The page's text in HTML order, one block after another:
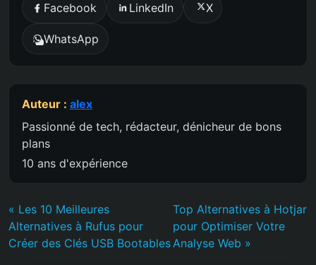
Facebook LinkedIn X
WhatsApp
Auteur : alex
Passionné de tech, rédacteur, dénicheur de bons
plans
10 ans d'expérience
« Les 10 Meilleures
Alternatives à Rufus pour
Créer des Clés USB Bootables
Top Alternatives à Hotjar
pour Optimiser Votre
Analyse Web »